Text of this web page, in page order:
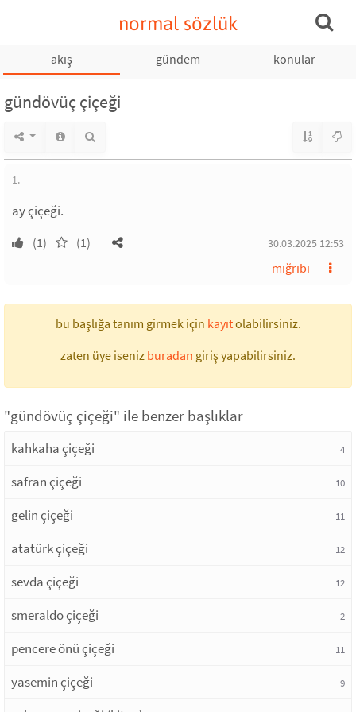
normal sözlük
akış gündem konular
gündövüç çiçeği
1.
ay çiçeği.
(1) (1) 30.03.2025 12:53
mığrıbı
bu başlığa tanım girmek için kayıtolabilirsiniz.
zaten üye iseniz buradan giriş yapabilirsiniz.
"gündövüç çiçeği" ile benzer başlıklar
kahkaha çiçeği 4
safran çiçeği 10
gelin çiçeği 11
atatürk çiçeği 12
sevda çiçeği 12
smeraldo çiçeği 2
pencere önü çiçeği 11
yasemin çiçeği 9